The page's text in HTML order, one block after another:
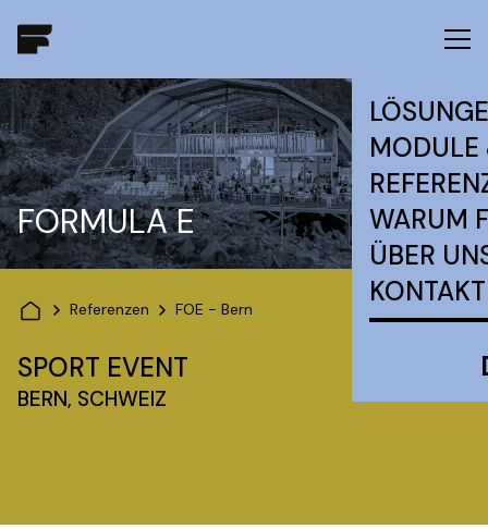
MODULE
WARUM
ÜBER
KONTAKT
FORMULA E
Referenzen FOE - Bern
SPORT EVENT
BERN, SCHWEIZ